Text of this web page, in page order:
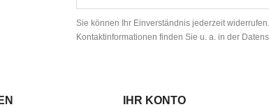
Sie können Ihr Einverständnis jederzeit
Kontaktinformationen finden Sie u. a. in der
IHR KONTO